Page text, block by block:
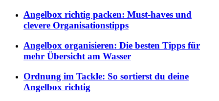
Angelbox richtig packen: Must-haves und
clevere Organisationstipps
Angelbox organisieren: Die besten Tipps für
mehr Übersicht am Wasser
Ordnung im Tackle: So sortierst du deine
Angelbox richtig